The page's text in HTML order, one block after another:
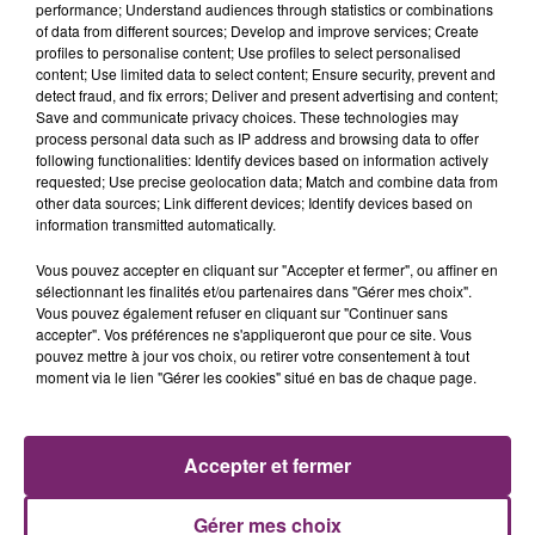
"Selon plusieurs témoignages, un changement de
recette aurait provoqué un rejet massif du produit,
entraînant des retours en masse et l’arrêt de la
production par le nouveau propriétaire de la marque,
le groupe Perfetti Van Melle (également détenteur
des marques Mentos ou Chupa Chups)", explique
l'internaute Quentin Rech à l'origine de la pétition (
"Sauvons les Cachous Lajaunie, trésor de notre
Cet élément est masqué compte-tenu du refus
du dépôt de cookies que vous avez exprimé. Si
votre accord en cliquant sur le bouton ci-
performance; Understand audiences through statistics or combinations
of data from different sources; Develop and improve services; Create
profiles to personalise content; Use profiles to select personalised
content; Use limited data to select content; Ensure security, prevent and
detect fraud, and fix errors; Deliver and present advertising and content;
Save and communicate privacy choices. These technologies may
process personal data such as IP address and browsing data to offer
following functionalities: Identify devices based on information actively
requested; Use precise geolocation data; Match and combine data from
other data sources; Link different devices; Identify devices based on
information transmitted automatically.
Vous pouvez accepter en cliquant sur "Accepter et fermer", ou affiner en
sélectionnant les finalités et/ou partenaires dans "Gérer mes choix".
Vous pouvez également refuser en cliquant sur "Continuer sans
accepter". Vos préférences ne s'appliqueront que pour ce site. Vous
pouvez mettre à jour vos choix, ou retirer votre consentement à tout
moment via le lien "Gérer les cookies" situé en bas de chaque page.
Gérer mes choix
Accepter et fermer